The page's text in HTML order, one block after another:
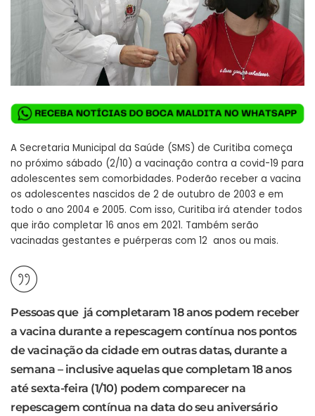
A Secretaria Municipal da Saúde (SMS) de Curitiba começa
no próximo sábado (2/10) a vacinação contra a covid-19 para
adolescentes sem comorbidades. Poderão receber a vacina
os adolescentes nascidos de 2 de outubro de 2003 e em
todo o ano 2004 e 2005. Com isso, Curitiba irá atender todos
que irão completar 16 anos em 2021. Também serão
vacinadas gestantes e puérperas com 12 anos ou mais.
Pessoas que já completaram 18 anos podem receber
a vacina durante a repescagem contínua nos pontos
de vacinação da cidade em outras datas, durante a
semana – inclusive aquelas que completam 18 anos
até sexta-feira (1/10) podem comparecer na
repescagem contínua na data do seu aniversário